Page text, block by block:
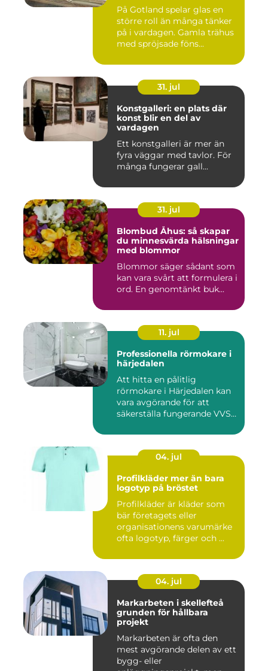
På Gotland spelar glas en
större roll än många tänker
på i vardagen. Gamla trähus
med spröjsade föns...
31. jul
Konstgalleri: en plats där
konst blir en del av
vardagen
Ett konstgalleri är mer än
fyra väggar med tavlor. För
många fungerar gall...
31. jul
Blombud Åhus: så skapar
du minnesvärda hälsningar
med blommor
Blommor säger sådant som
kan vara svårt att formulera i
ord. En genomtänkt buk...
11. jul
Professionella rörmokare i
härjedalen
Att hitta en pålitlig
rörmokare i Härjedalen kan
vara avgörande för att
säkerställa fungerande VVS-
04. jul
Profilkläder mer än bara
logotyp på bröstet
Profilkläder är kläder som
bär företagets eller
organisationens varumärke
ofta logotyp, färger och ...
04. jul
Markarbeten i skellefteå
grunden för hållbara
projekt
Markarbeten är ofta den
mest avgörande delen av ett
bygg- eller